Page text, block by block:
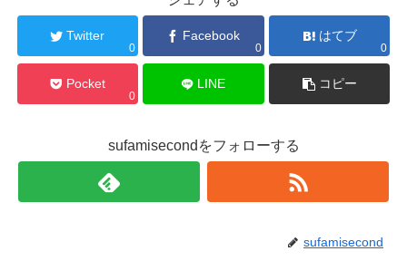
Twitter
0
Facebook
0
はてブ
0
Pocket
0
LINE コピー
sufamisecondをフォローする
sufamisecond